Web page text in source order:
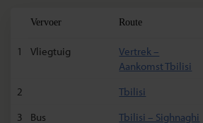
Vervoer Route
1 Vliegtuig
Vertrek –
Aankomst Tbilisi
2 Tbilisi
3
Bus
Tbilisi – Sighnaghi